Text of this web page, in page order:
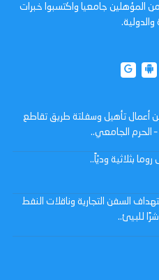
المؤهلين جامعيا واكتسبوا خبرات
أعمال تأهيل وسفلتة طريق تقاطع
– الحرم الجامعي..
بثلاثية وديّاً..
السفن التجارية وناقلات النفط
للبيئ..